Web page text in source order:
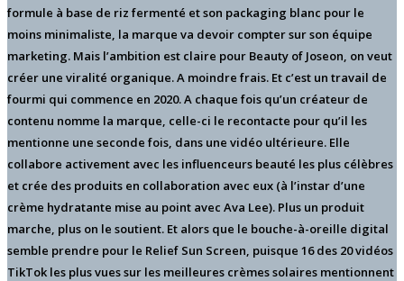
formule à base de riz fermenté et son packaging blanc pour le
moins minimaliste, la marque va devoir compter sur son équipe
marketing. Mais l’ambition est claire pour Beauty of Joseon, on veut
créer une viralité organique. A moindre frais. Et c’est un travail de
fourmi qui commence en 2020. A chaque fois qu’un créateur de
contenu nomme la marque, celle-ci le recontacte pour qu’il les
mentionne une seconde fois, dans une vidéo ultérieure. Elle
collabore activement avec les influenceurs beauté les plus célèbres
et crée des produits en collaboration avec eux (à l’instar d’une
crème hydratante mise au point avec Ava Lee). Plus un produit
marche, plus on le soutient. Et alors que le bouche-à-oreille digital
semble prendre pour le Relief Sun Screen, puisque 16 des 20 vidéos
TikTok les plus vues sur les meilleures crèmes solaires mentionnent